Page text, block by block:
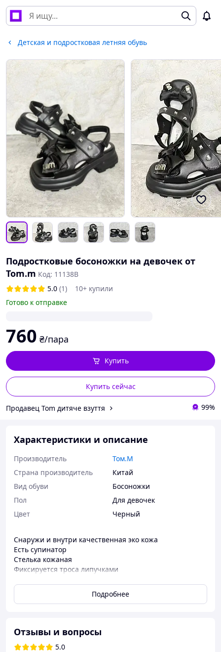
Детская и подростковая летняя обувь
Подростковые босоножки на девочек от
Tom.m Код: 11138В
5.0 (1)
10+ купили
Готово к отправке
760 ₴/пара
Купить сейчас
Купить
Продавец Tom дитяче взуття 99%
Характеристики и описание
Производитель
Том.М
Страна производитель
Китай
Вид обуви
Босоножки
Пол
Для девочек
Цвет
Черный
Снаружи и внутри качественная эко кожа
Есть супинатор
Стелька кожаная
Фиксируется троса липучками
Размеры:
36р. - 22,7см
39р. - 24,8см
Подробнее
Отзывы и вопросы
5.0